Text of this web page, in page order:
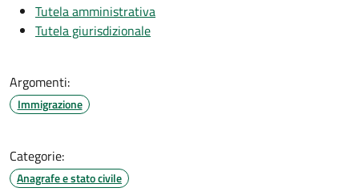
Tutela amministrativa
Tutela giurisdizionale
Argomenti:
Immigrazione
Categorie:
Anagrafe e stato civile